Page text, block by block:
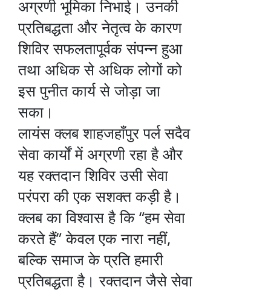
अग्रणी भूमिका निभाई। उनकी
प्रतिबद्धता और नेतृत्व के कारण
शिविर सफलतापूर्वक संपन्न हुआ
तथा अधिक से अधिक लोगों को
इस पुनीत कार्य से जोड़ा जा
सका।
लायंस क्लब शाहजहाँपुर पर्ल सदैव
सेवा कार्यों में अग्रणी रहा है और
यह रक्तदान शिविर उसी सेवा
परंपरा की एक सशक्त कड़ी है।
क्लब का विश्वास है कि “हम सेवा
करते हैं” केवल एक नारा नहीं,
बल्कि समाज के प्रति हमारी
प्रतिबद्धता है। रक्तदान जैसे सेवा